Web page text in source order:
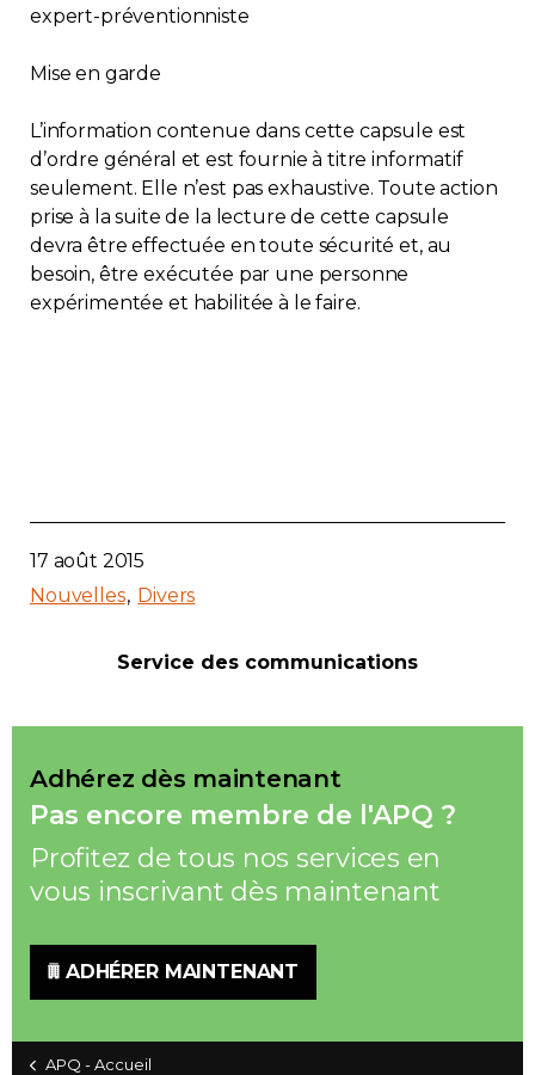
expert-préventionniste
Mise en garde
L’information contenue dans cette capsule est
d’ordre général et est fournie à titre informatif
seulement. Elle n’est pas exhaustive. Toute action
prise à la suite de la lecture de cette capsule
devra être effectuée en toute sécurité et, au
besoin, être exécutée par une personne
expérimentée et habilitée à le faire.
17 août 2015
Nouvelles Divers
Service des communications
Adhérez dès maintenant
Pas encore membre de l'APQ ?
Profitez de tous nos services en
vous inscrivant dès maintenant
ADHÉRER MAINTENANT
APQ - Accueil